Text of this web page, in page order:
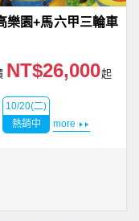
樂園+馬六甲三輪車
NT$26,000起
10/20(二)
熱銷中
more